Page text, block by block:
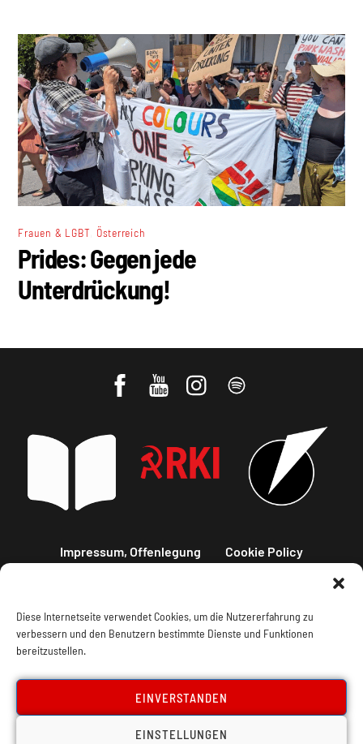
Diese Internetseite verwendet Cookies, um die Nutzererfahrung zu
verbessern und den Benutzern bestimmte Dienste und Funktionen
bereitzustellen.
EINVERSTANDEN
EINSTELLUNGEN
Frauen & LGBT Österreich
Prides: Gegen jede
Unterdrückung!
Impressum, Offenlegung Cookie Policy